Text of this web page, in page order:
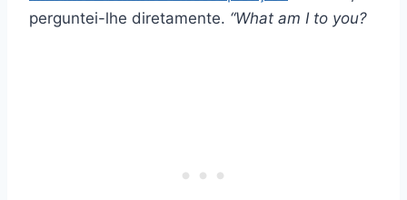
perguntei-lhe diretamente. “What am I to you?